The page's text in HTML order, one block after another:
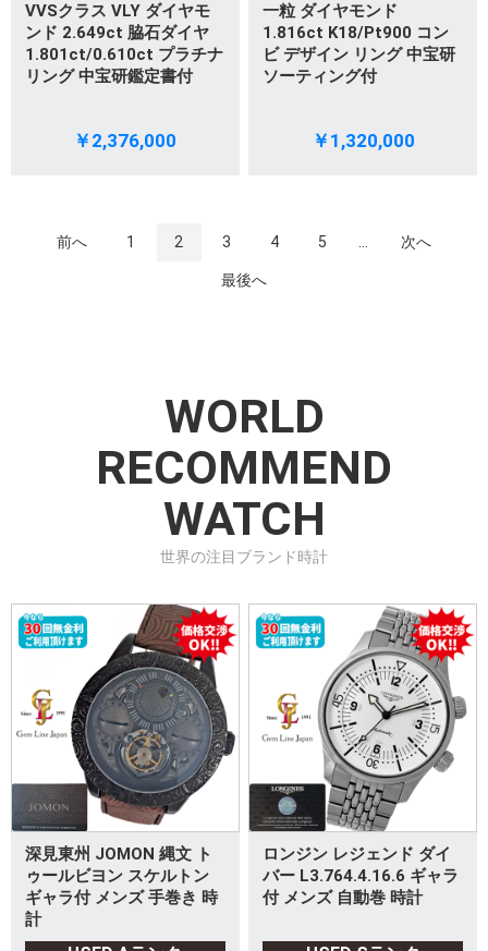
VVSクラス VLY ダイヤモ
ンド 2.649ct 脇石ダイヤ
1.801ct/0.610ct プラチナ
リング 中宝研鑑定書付
￥2,376,000
一粒 ダイヤモンド
1.816ct K18/Pt900 コン
ビ デザイン リング 中宝研
ソーティング付
￥1,320,000
前へ 1 2 3 4 5 ... 次へ
最後へ
WORLD
RECOMMEND
WATCH
世界の注目ブランド時計
深見東州 JOMON 縄文 ト
ゥールビヨン スケルトン
ギャラ付 メンズ 手巻き 時
計
ロンジン レジェンド ダイ
バー L3.764.4.16.6 ギャラ
付 メンズ 自動巻 時計